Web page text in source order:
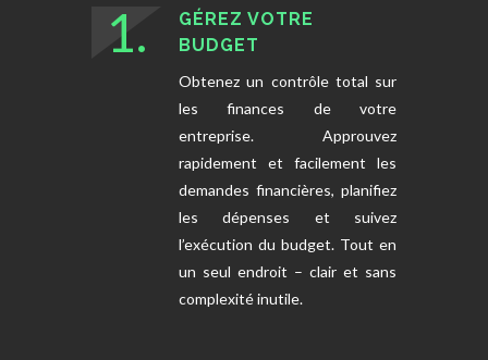
1.
GÉREZ VOTRE
BUDGET
Obtenez un contrôle total sur
les finances de votre
entreprise. Approuvez
rapidement et facilement les
demandes financières, planifiez
les dépenses et suivez
l’exécution du budget. Tout en
un seul endroit – clair et sans
complexité inutile.